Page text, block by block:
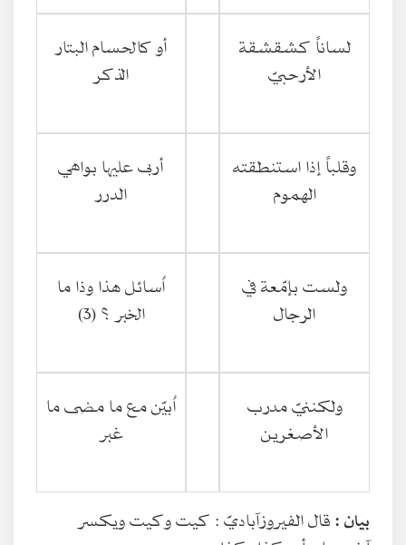
لساناً كشقشقة
الأرحبيّ
أو كالحسام البتار
الذكر
وقلباً إذا استنطقته
الهموم
أربى عليها بواهي
الدرر
ولست بإمّعة في
الرجال
اُسائل هذا وذا ما
الخبر ؟ (3)
ولكننيّ مدرب
الأصغرين
اُبيّن مع ما مضى ما
غبر
بيان :قال الفيروزآباديّ : كيت وكيت ويكسر